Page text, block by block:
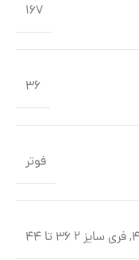
167
36
فوتر
,فری سایز ۲ ۳۶ تا ۴۴